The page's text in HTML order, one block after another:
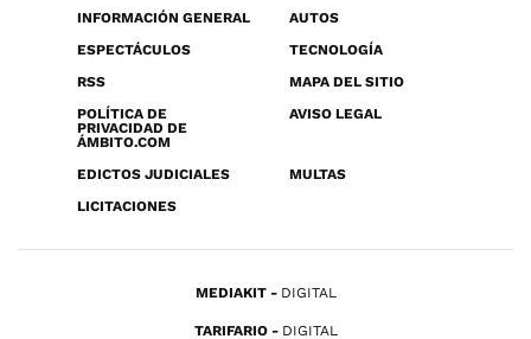
INFORMACIÓN GENERAL
AUTOS
ESPECTÁCULOS
TECNOLOGÍA
RSS
MAPA DEL SITIO
POLÍTICA DE
PRIVACIDAD DE
ÁMBITO.COM
AVISO LEGAL
EDICTOS JUDICIALES
MULTAS
LICITACIONES
MEDIAKIT DIGITAL
TARIFARIO DIGITAL